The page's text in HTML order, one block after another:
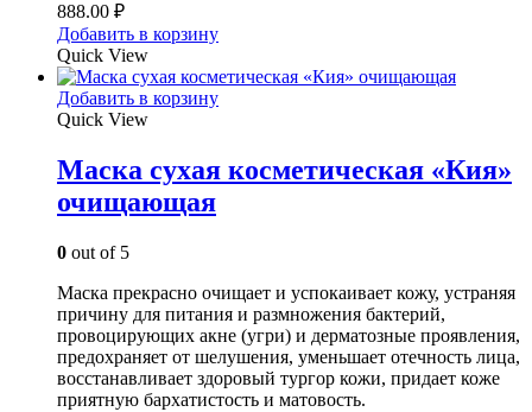
888.00 ₽
Добавить в корзину
Quick View
Добавить в корзину
Quick View
Маска сухая косметическая «Кия»
очищающая
0 out of 5
Маска прекрасно очищает и успокаивает кожу, устраняя
причину для питания и размножения бактерий,
провоцирующих акне (угри) и дерматозные проявления,
предохраняет от шелушения, уменьшает отечность лица,
восстанавливает здоровый тургор кожи, придает коже
приятную бархатистость и матовость.